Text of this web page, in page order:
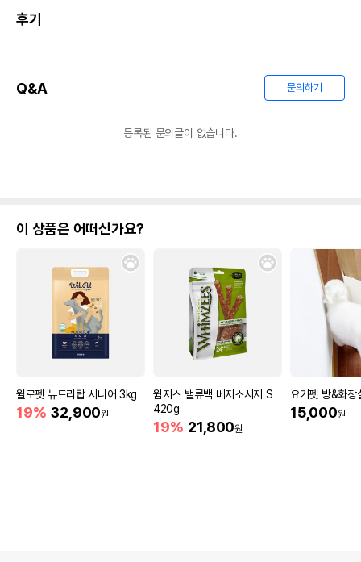
후기
Q&A 문의하기
등록된 문의글이 없습니다.
이 상품은 어떠신가요?
윌로펫 뉴트리탑 시니어 3kg
19% 32,900원
윔지스 밸류백 베지소시지 S
420g
19% 21,800원
요기펫 방&화장
15,000원